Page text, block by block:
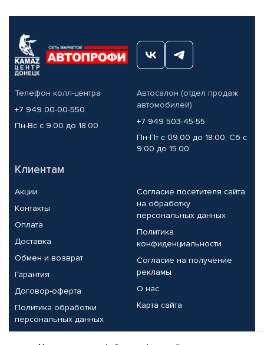
Телефон колл-центра
+7 949 00-00-550
Пн-Вс с 9.00 до 18.00
Автосалон (отдел продаж
автомобилей)
+7 949 503-45-55
Пн-Пт с 09.00 до 18.00, Сб с
9.00 до 15.00
Клиентам
Акции
Контакты
Оплата
Доставка
Обмен и возврат
Гарантия
Договор-оферта
Политика обработки
персональных данных
Согласие посетителя сайта
на обработку
персональных данных
Политика
конфиденциальности
Согласие на получение
рекламы
О нас
Карта сайта